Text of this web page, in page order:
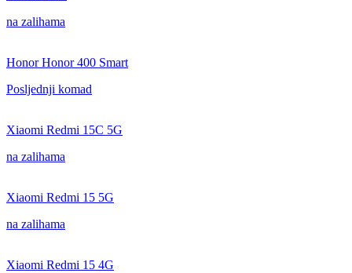
na zalihama
Honor Honor 400 Smart
Posljednji komad
Xiaomi Redmi 15C 5G
na zalihama
Xiaomi Redmi 15 5G
na zalihama
Xiaomi Redmi 15 4G